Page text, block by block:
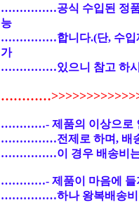
……………공식 수입된 정품
능
……………합니다.(단, 수입제
가
……………있으니 참고 하시
…………- 제품의 이상으로
……………전제로 하며, 배송
……………이 경우 배송비는
…………- 제품이 마음에 들
……………하나 왕복배송비